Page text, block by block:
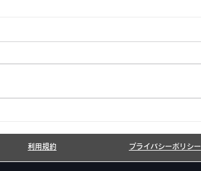
利用規約 プライバシーポリシー